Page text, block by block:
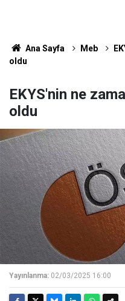
Ana Sayfa Meb
oldu
EKYS'nin ne
oldu
Yayınlanma: 02/03/2025 16:00